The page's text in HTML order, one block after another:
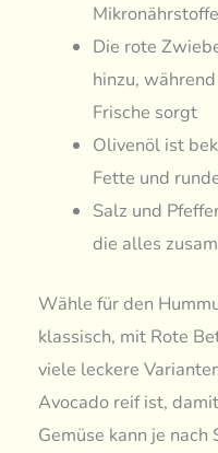
Die rote
hinzu,
Frische sorgt
Olivenöl ist
Fette und
Salz und
die alles
Wähle für den
klassisch, mit Rote
viele leckere
Avocado reif ist,
Gemüse kann je nach